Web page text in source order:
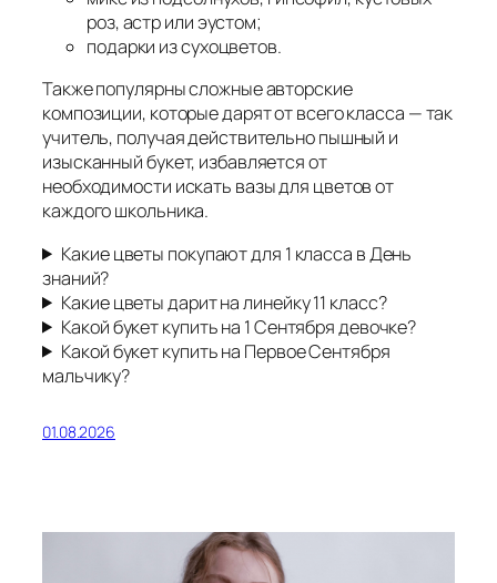
роз, астр или эустом;
подарки из сухоцветов.
Также популярны сложные авторские
композиции, которые дарят от всего класса — так
учитель, получая действительно пышный и
изысканный букет, избавляется от
необходимости искать вазы для цветов от
каждого школьника.
Какие цветы покупают для 1 класса в День
знаний?
Какие цветы дарит на линейку 11 класс?
Какой букет купить на 1 Сентября девочке?
Какой букет купить на Первое Сентября
мальчику?
01.08.2026